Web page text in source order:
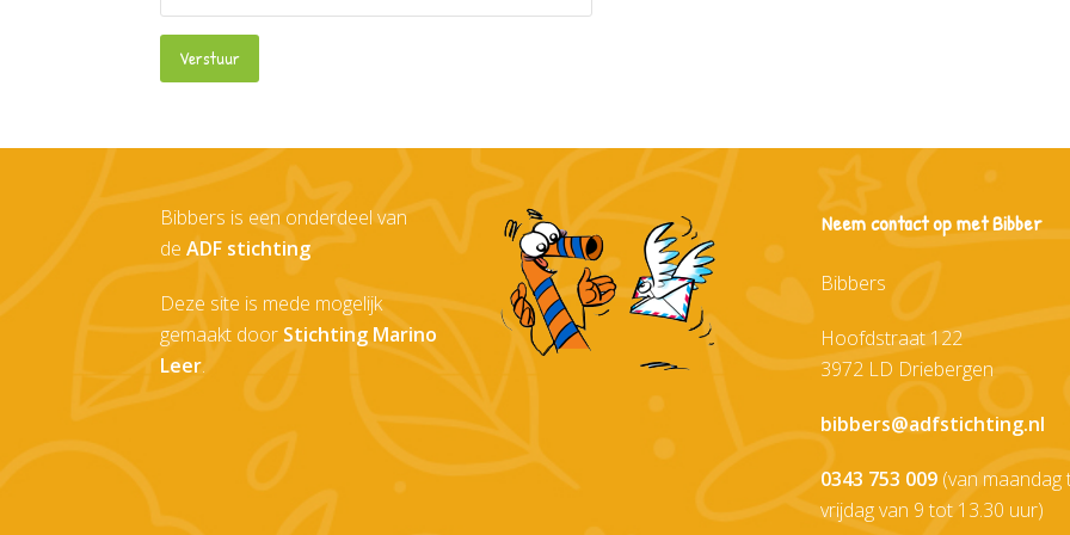
Bibbers is een onderdeel van
deADF stichting
Deze site is mede mogelijk
gemaakt door Stichting Marino
Leer.
Neem contact op met Bibber
Bibbers
Hoofdstraat 122
3972 LD Driebergen
bibbers@adfstichting.nl
0343 753 009 (van maandag
vrijdag van 9 tot 13.30 uur)